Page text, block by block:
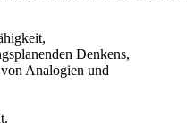
Denkens,
Analogien und